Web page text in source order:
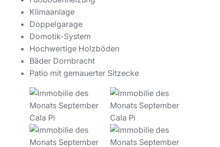
Klimaanlage
Doppelgarage
Domotik-System
Hochwertige Holzböden
Bäder Dornbracht
Patio mit gemauerter Sitzecke